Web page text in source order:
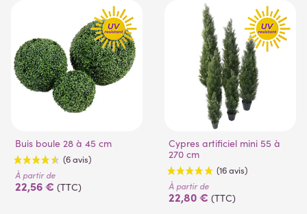
Buis boule 28 à 45 cm
À partir de
22,56 € (TTC)
Cypres artificiel mini 55 à
270 cm
À partir de
22,80 € (TTC)